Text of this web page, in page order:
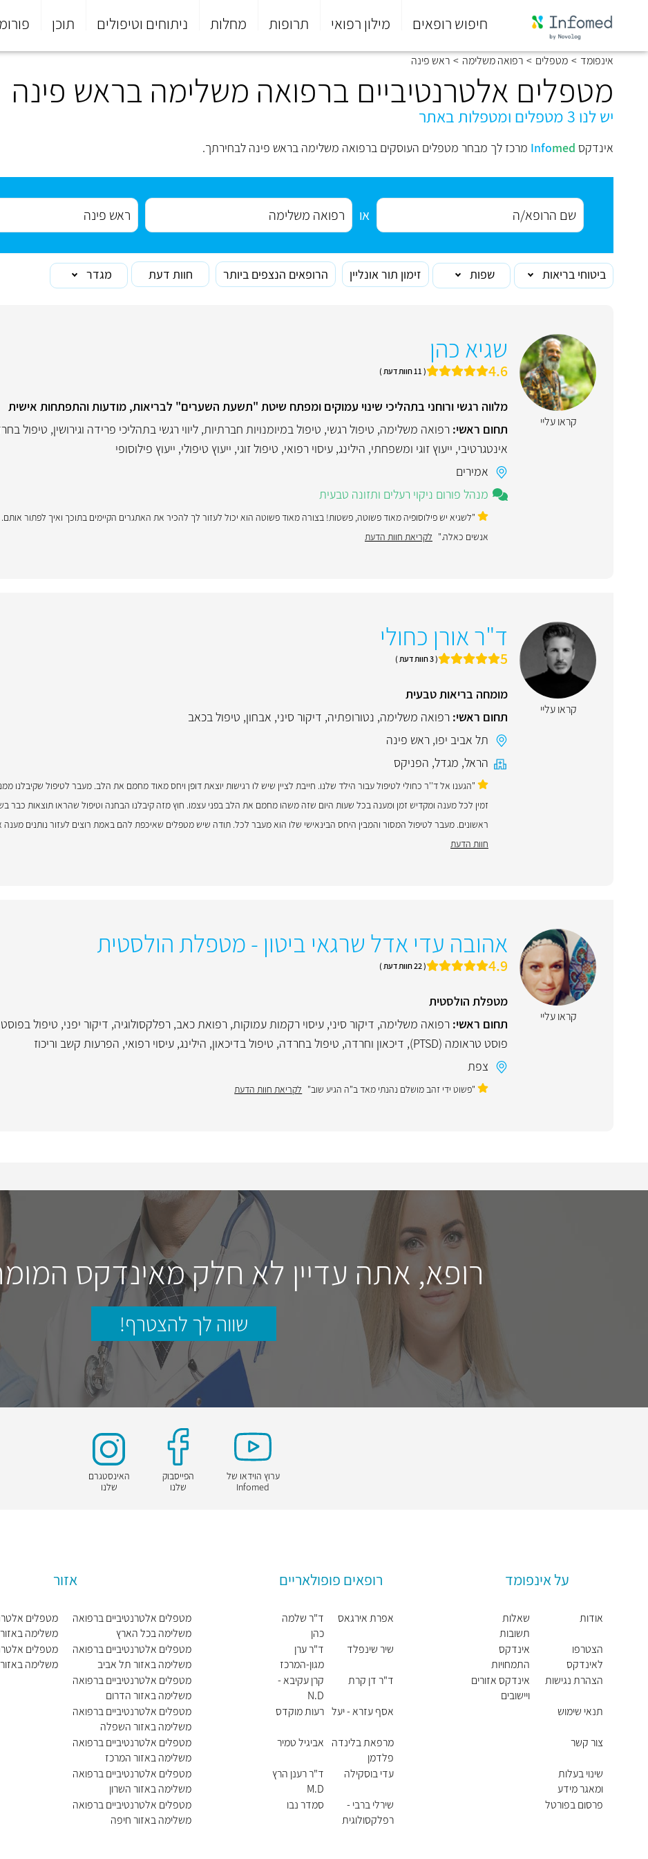
חיפוש רופאים מילון רפואי תרופות מחלות ניתוחים וטיפולים תוכן
סוף
התפריט
הראשי.
אינפומד > מטפלים > רפואה משלימה > ראש פינה
מטפלים אלטרנטיביים ברפואה משלימה בראש פינה
יש לנו 3 מטפלים ומטפלות באתר
אינדקס Infomed מרכז לך מבחר מטפלים העוסקים ברפואה משלימה בראש פינה לבחירתך.
או
ביטוחי בריאות שפות זימון תור אונליין הרופאים הנצפים ביותר חוות דעת מגדר
קראו עליי
שגיא כהן
4.6 ( 11 חוות דעת )
מלווה רגשי ורוחני בתהליכי שינוי עמוקים ומפתח שיטת "תשעת השערים" לבריאות, מודעות והתפתחות אישית
תחום ראשי: רפואה משלימה, טיפול רגשי, טיפול במיומנויות חברתיות, ליווי רגשי בתהליכי פרידה וגירושין, טיפול
אינטגרטיבי, ייעוץ זוגי ומשפחתי, הילינג, עיסוי רפואי, טיפול זוגי, ייעוץ טיפולי, ייעוץ פילוסופי
אמירים
מנהל פורום ניקוי רעלים ותזונה טבעית
"לשגיא יש פילוסופיה מאוד פשוטה, פשטות! בצורה מאוד פשוטה הוא יכול לעזור לך להכיר את האתגרים הקיימים בתוכך ואיך לפתור
אנשים כאלה." לקריאת חוות הדעת
קראו עליי
ד"ר אורן כחולי
5 ( 3 חוות דעת )
מומחה בריאות טבעית
תחום ראשי: רפואה משלימה, נטורופתיה, דיקור סיני, אבחון, טיפול בכאב
תל אביב יפו, ראש פינה
הראל, מגדל, הפניקס
"הגענו אל ד''ר כחולי לטיפול עבור הילד שלנו. חייבת לציין שיש לו רגישות יוצאת דופן ויחס מאוד מחמם את הלב. מעבר לטיפול שקיבלנו
זמין לכל מענה ומקדיש זמן ומענה בכל שעות היום שזה משהו מחמם את הלב בפני עצמו. חוץ מזה קיבלנו הבחנה וטיפול שהראו תוצאות כבר
ראשונים. מעבר לטיפול המסור והמבין היחס הבינאישי שלו הוא מעבר לכל. תודה שיש מטפלים שאיכפת להם באמת רוצים לעזור נותנים מענה
חוות הדעת
קראו עליי
אהובה עדי אדל שרגאי ביטון - מטפלת הולסטית
4.9 ( 22 חוות דעת )
מטפלת הולסטית
תחום ראשי: רפואה משלימה, דיקור סיני, עיסוי רקמות עמוקות, רפואת כאב, רפלקסולוגיה, דיקור יפני, טיפול
פוסט טראומה (PTSD)
, דיכאון וחרדה, טיפול בחרדה, טיפול בדיכאון, הילינג, עיסוי רפואי, הפרעות קשב וריכוז
צפת
"פשוט ידי זהב מושלם נהנתי מאד ב"ה הגיע שוב" לקריאת חוות הדעת
רופא, אתה עדיין לא חלק מאינדקס
שווה לך להצטרף!
ערוץ הוידאו של
Infomed
הפייסבוק
שלנו
האינסטגרם
שלנו
על אינפומד
אודות
הצטרפו
לאינדקס
הצהרת נגישות
תנאי שימוש
צור קשר
שינוי בעלות
ומאגר מידע
פרסום בפורטל
שאלות
תשובות
אינדקס
התמחויות
ראשיות
אינדקס אזורים
ויישובים
רופאים פופולאריים
אפרת אירגאס
שיר שינפלד
ד"ר דן קרת
אסף עזרא - יעל
מרפאת בלינדה
פלדמן
עדי בוסקילה
שירלי ברבי -
רפלקסולוגית
ד"ר שלמה
כהן
ד"ר ערן
מגון-המרכז
לאיורוודה
קרן עקיבא -
N.D
נטורפתית
רעות מוקדס
אביגיל טמיר
ד"ר רענן הרץ
M.D
סמדר נבו
אזור
מטפלים אלטרנטיביים ברפואה
משלימה בכל הארץ
מטפלים אלטרנטיביים ברפואה
משלימה באזור תל אביב
מטפלים אלטרנטיביים ברפואה
משלימה באזור הדרום
מטפלים אלטרנטיביים ברפואה
משלימה באזור השפלה
מטפלים אלטרנטיביים ברפואה
משלימה באזור המרכז
מטפלים אלטרנטיביים ברפואה
משלימה באזור השרון
מטפלים אלטרנטיביים ברפואה
משלימה באזור חיפה
מטפלים
משלימה באזור
מטפלים
משלימה באזור